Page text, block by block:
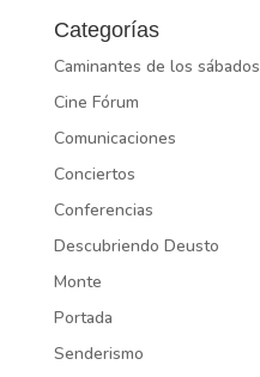
Categorías
Caminantes de los sábados
Cine Fórum
Comunicaciones
Conciertos
Conferencias
Descubriendo Deusto
Monte
Portada
Senderismo